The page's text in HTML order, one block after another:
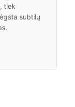
tiek
subtilų